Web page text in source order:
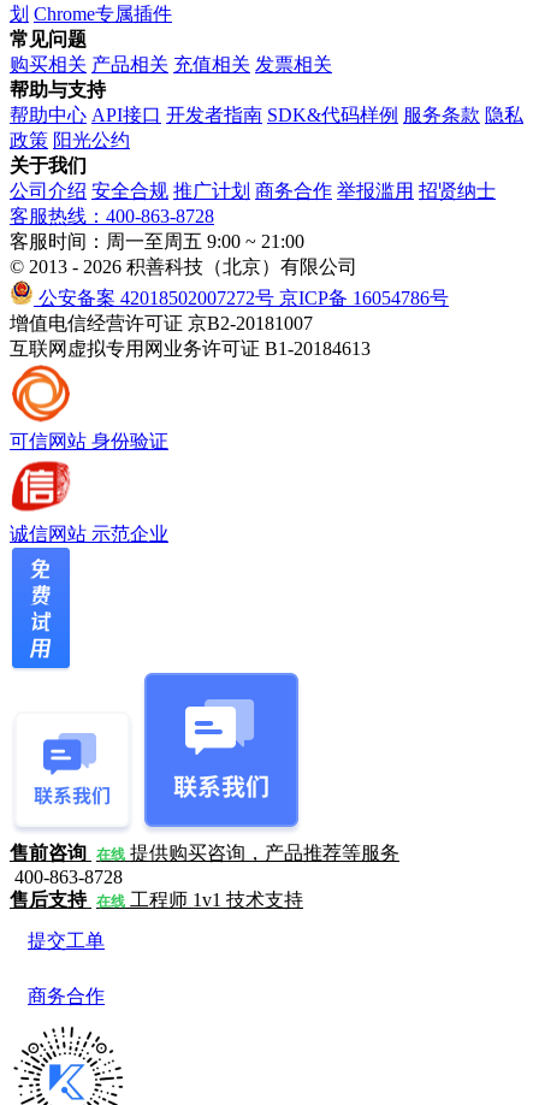
划 Chrome专属插件
常见问题
购买相关 产品相关 充值相关 发票相关
帮助与支持
帮助中心 API接口 开发者指南 SDK&代码样例 服务条款 隐私
政策 阳光公约
关于我们
公司介绍 安全合规 推广计划 商务合作 举报滥用 招贤纳士
客服热线：400-863-8728
客服时间：周一至周五 9:00 ~ 21:00
© 2013 - 2026 积善科技（北京）有限公司
公安备案 42018502007272号 京ICP备 16054786号
增值电信经营许可证 京B2-20181007
互联网虚拟专用网业务许可证 B1-20184613
可信网站 身份验证
诚信网站 示范企业
售前咨询 在线 提供购买咨询，产品推荐等服务
400-863-8728
售后支持 在线 工程师 1v1 技术支持
提交工单
商务合作